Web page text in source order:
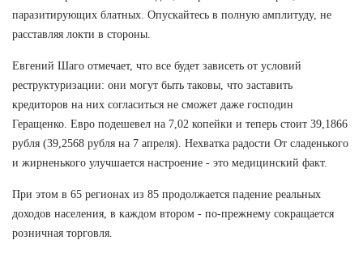
паразитирующих блатных. Опускайтесь в полную амплитуду, не
расставляя локти в стороны.
Евгений Шаго отмечает, что все будет зависеть от условий
реструктуризации: они могут быть таковы, что заставить
кредиторов на них согласиться не сможет даже господин
Геращенко. Евро подешевел на 7,02 копейки и теперь стоит 39,1866
рубля (39,2568 рубля на 7 апреля). Нехватка радости От сладенького
и жирненького улучшается настроение - это медицинский факт.
При этом в 65 регионах из 85 продолжается падение реальных
доходов населения, в каждом втором - по-прежнему сокращается
розничная торговля.